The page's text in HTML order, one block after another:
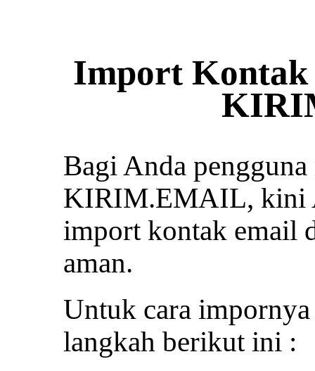
Import
Bagi Anda
KIRIM.EMAIL, kini
import kontak email
aman.
Untuk cara
langkah berikut ini :